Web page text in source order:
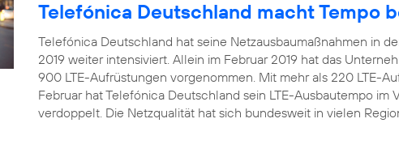
Telefónica Deutschland macht Tempo
Telefónica Deutschland hat seine Netzausbaumaßnahmen in
2019 weiter intensiviert. Allein im Februar 2019 hat das
900 LTE-Aufrüstungen vorgenommen. Mit mehr als 220 LTE-
Februar hat Telefónica Deutschland sein LTE-Ausbautempo im
verdoppelt. Die Netzqualität hat sich bundesweit in vielen